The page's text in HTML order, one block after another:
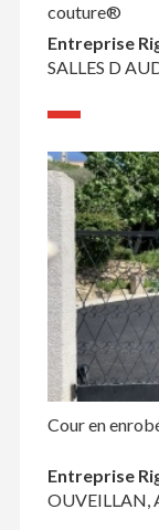
couture®
Entreprise
SALLES D
Cour en
Entreprise
OUVEILLAN,